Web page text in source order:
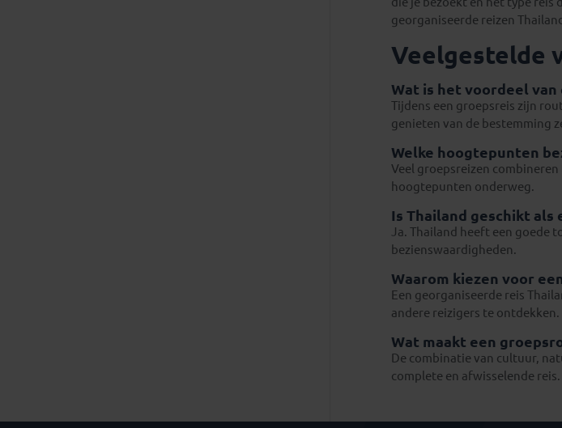
georganiseerde reizen
Veelgestelde
Wat is het voordeel van
Tijdens een groepsreis zijn
genieten van de bestemming
Welke hoogtepunten
Veel groepsreizen
hoogtepunten onderweg.
Is Thailand geschikt als
Ja. Thailand heeft een goede
bezienswaardigheden.
Waarom kiezen voor
Een georganiseerde reis
andere reizigers te ontdekken.
Wat maakt een
De combinatie van cultuur,
complete en afwisselende reis.